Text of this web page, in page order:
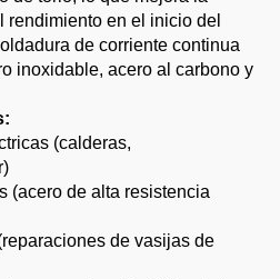
en el inicio del
de corriente continua
inoxidable, acero al carbono y
(calderas,
(acero de alta resistencia
de vasijas de